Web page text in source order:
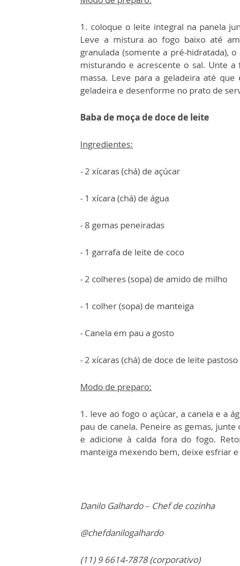
1. coloque o leite integral na panela
Leve a mistura ao fogo baixo até
granulada (somente a pré-hidratada),
misturando e acrescente o sal. Unte
massa. Leve para a geladeira até
geladeira e desenforme no prato de
Baba de moça de doce de leite
Ingredientes:
- 2 xícaras (chá) de açúcar
- 1 xícara (chá) de água
- 8 gemas peneiradas
- 1 garrafa de leite de coco
- 2 colheres (sopa) de amido de milho
- 1 colher (sopa) de manteiga
- Canela em pau a gosto
- 2 xícaras (chá) de doce de leite pastoso
Modo de preparo:
1. leve ao fogo o açúcar, a canela e a
pau de canela. Peneire as gemas,
e adicione à calda fora do fogo.
manteiga mexendo bem, deixe esfriar
Danilo Galhardo – Chef de cozinha
@chefdanilogalhardo
(11) 9 6614-7878 (corporativo)